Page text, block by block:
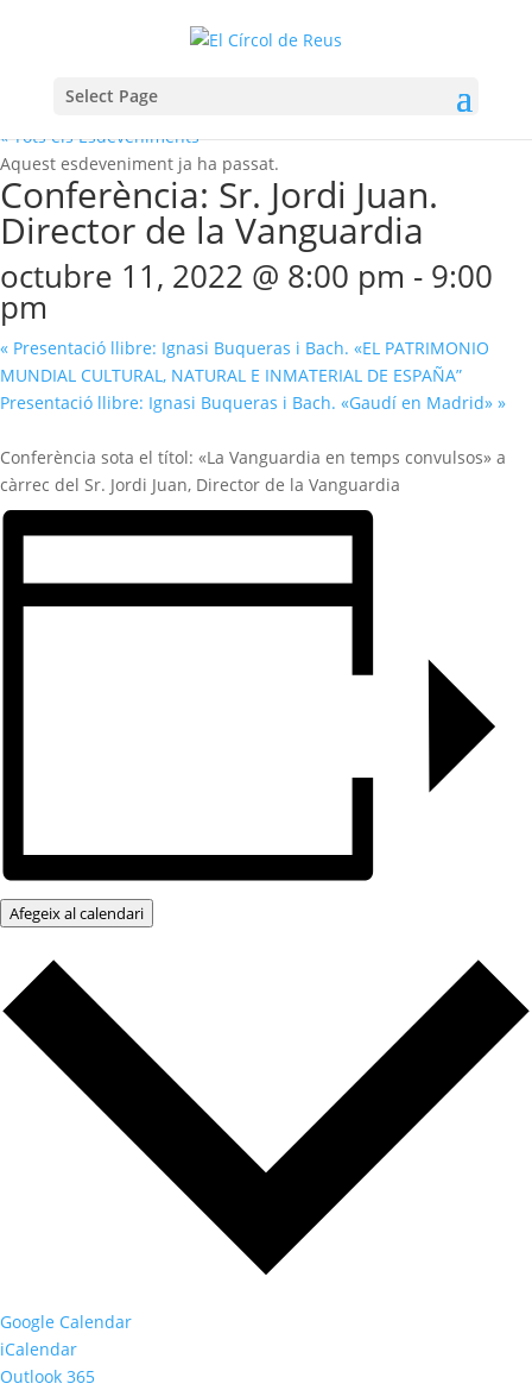
Select Page
« Tots els Esdeveniments
Aquest esdeveniment ja ha passat.
Conferència: Sr. Jordi Juan.
Director de la Vanguardia
octubre 11, 2022 @ 8:00 pm - 9:00
pm
« Presentació llibre: Ignasi Buqueras i Bach. «EL PATRIMONIO
MUNDIAL CULTURAL, NATURAL E INMATERIAL DE ESPAÑA”
Presentació llibre: Ignasi Buqueras i Bach. «Gaudí en Madrid» »
Conferència sota el títol: «La Vanguardia en temps convulsos» a
càrrec del Sr. Jordi Juan, Director de la Vanguardia
Afegeix al calendari
Google Calendar
iCalendar
Outlook 365